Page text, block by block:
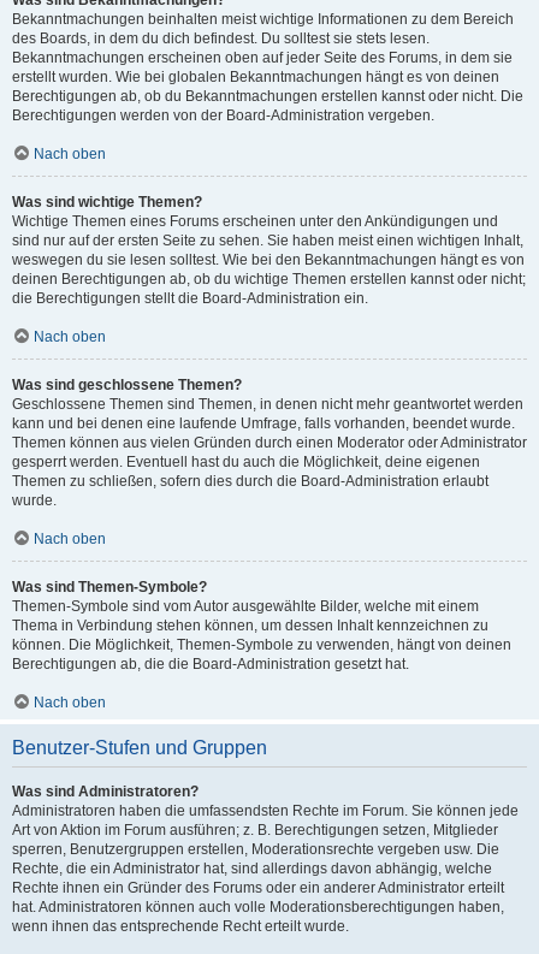
Bekanntmachungen beinhalten meist wichtige Informationen zu dem Bereich
des Boards, in dem du dich befindest. Du solltest sie stets lesen.
Bekanntmachungen erscheinen oben auf jeder Seite des Forums, in dem sie
erstellt wurden. Wie bei globalen Bekanntmachungen hängt es von deinen
Berechtigungen ab, ob du Bekanntmachungen erstellen kannst oder nicht. Die
Berechtigungen werden von der Board-Administration vergeben.
Nach oben
Was sind wichtige Themen?
Wichtige Themen eines Forums erscheinen unter den Ankündigungen und
sind nur auf der ersten Seite zu sehen. Sie haben meist einen wichtigen Inhalt,
weswegen du sie lesen solltest. Wie bei den Bekanntmachungen hängt es von
deinen Berechtigungen ab, ob du wichtige Themen erstellen kannst oder nicht;
die Berechtigungen stellt die Board-Administration ein.
Nach oben
Was sind geschlossene Themen?
Geschlossene Themen sind Themen, in denen nicht mehr geantwortet werden
kann und bei denen eine laufende Umfrage, falls vorhanden, beendet wurde.
Themen können aus vielen Gründen durch einen Moderator oder Administrator
gesperrt werden. Eventuell hast du auch die Möglichkeit, deine eigenen
Themen zu schließen, sofern dies durch die Board-Administration erlaubt
wurde.
Nach oben
Was sind Themen-Symbole?
Themen-Symbole sind vom Autor ausgewählte Bilder, welche mit einem
Thema in Verbindung stehen können, um dessen Inhalt kennzeichnen zu
können. Die Möglichkeit, Themen-Symbole zu verwenden, hängt von deinen
Berechtigungen ab, die die Board-Administration gesetzt hat.
Nach oben
Benutzer-Stufen und Gruppen
Was sind Administratoren?
Administratoren haben die umfassendsten Rechte im Forum. Sie können jede
Art von Aktion im Forum ausführen; z. B. Berechtigungen setzen, Mitglieder
sperren, Benutzergruppen erstellen, Moderationsrechte vergeben usw. Die
Rechte, die ein Administrator hat, sind allerdings davon abhängig, welche
Rechte ihnen ein Gründer des Forums oder ein anderer Administrator erteilt
hat. Administratoren können auch volle Moderationsberechtigungen haben,
wenn ihnen das entsprechende Recht erteilt wurde.